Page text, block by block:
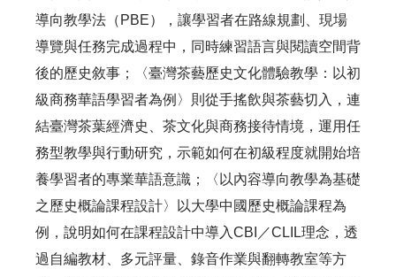
導向教學法（PBE），讓學習者在路線規劃、現場
導覽與任務完成過程中，同時練習語言與閱讀空間背
後的歷史敘事；〈臺灣茶藝歷史文化體驗教學：以初
級商務華語學習者為例〉則從手搖飲與茶藝切入，連
結臺灣茶葉經濟史、茶文化與商務接待情境，運用任
務型教學與行動研究，示範如何在初級程度就開始培
養學習者的專業華語意識；〈以內容導向教學為基礎
之歷史概論課程設計〉以大學中國歷史概論課程為
例，說明如何在課程設計中導入CBI／CLIL理念，透
過自編教材、多元評量、錄音作業與翻轉教室等方